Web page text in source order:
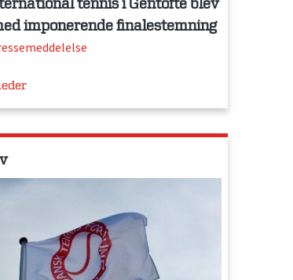
tennis i Gentofte blev
imponerende finalestemning